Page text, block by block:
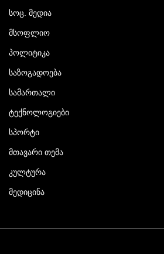
სოც. მედია
მსოფლიო
პოლიტიკა
საზოგადოება
სამართალი
ტექნოლოგიები
სპორტი
მთავარი თემა
კულტურა
მედიცინა